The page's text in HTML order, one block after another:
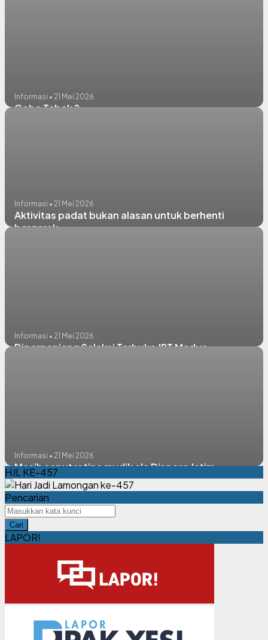
Informasi • 21 Mei 2026
Coba Tebak ?
Informasi • 21 Mei 2026
Aktivitas padat bukan alasan untuk berhenti
bergerak.
Informasi • 21 Mei 2026
Diperpanjang Seleksi Terbuka JPT Madya
Informasi • 21 Mei 2026
Masih seputar tips mudik ala Dispora Jatim
HJL KE-457
Pencarian
Cari
LAPOR!